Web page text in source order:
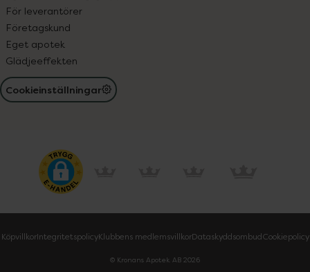
För leverantörer
Företagskund
Eget apotek
Glädjeeffekten
Cookieinställningar
KöpvillkorIntegritetspolicyKlubbens medlemsvillkorDataskyddsombudCookiepolicy
© Kronans Apotek AB 2026